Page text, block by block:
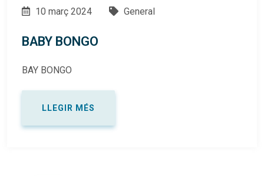
10 març 2024 General
BABY BONGO
BAY BONGO
LLEGIR MÉS